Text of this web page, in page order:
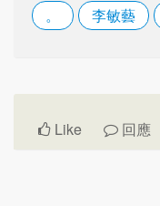
。 李敏藝
Like 回應